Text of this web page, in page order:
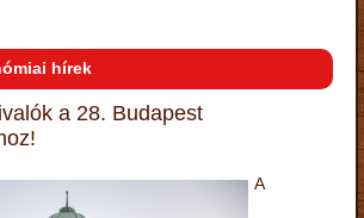
hírek
a 28. Budapest
A